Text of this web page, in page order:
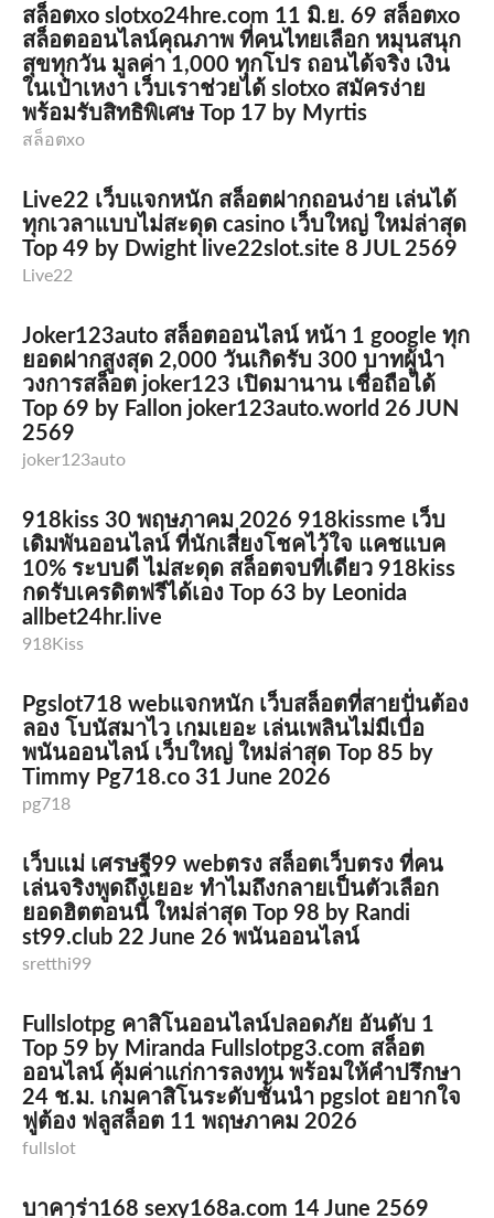
สล็อตxo slotxo24hre.com 11 มิ.ย. 69 สล็อตxo
สล็อตออนไลน์คุณภาพ ที่คนไทยเลือก หมุนสนุก
สุขทุกวัน มูลค่า 1,000 ทุกโปร ถอนได้จริง เงิน
ในเป๋าเหงา เว็บเราช่วยได้ slotxo สมัครง่าย
พร้อมรับสิทธิพิเศษ Top 17 by Myrtis
สล็อตxo
Live22 เว็บแจกหนัก สล็อตฝากถอนง่าย เล่นได้
ทุกเวลาแบบไม่สะดุด casino เว็บใหญ่ ใหม่ล่าสุด
Top 49 by Dwight live22slot.site 8 JUL 2569
Live22
Joker123auto สล็อตออนไลน์ หน้า 1 google ทุก
ยอดฝากสูงสุด 2,000 วันเกิดรับ 300 บาทผู้นำ
วงการสล็อต joker123 เปิดมานาน เชื่อถือได้
Top 69 by Fallon joker123auto.world 26 JUN
2569
joker123auto
918kiss 30 พฤษภาคม 2026 918kissme เว็บ
เดิมพันออนไลน์ ที่นักเสี่ยงโชคไว้ใจ แคชแบค
10% ระบบดี ไม่สะดุด สล็อตจบที่เดียว 918kiss
กดรับเครดิตฟรีได้เอง Top 63 by Leonida
allbet24hr.live
918Kiss
Pgslot718 webแจกหนัก เว็บสล็อตที่สายปั่นต้อง
ลอง โบนัสมาไว เกมเยอะ เล่นเพลินไม่มีเบื่อ
พนันออนไลน์ เว็บใหญ่ ใหม่ล่าสุด Top 85 by
Timmy Pg718.co 31 June 2026
pg718
เว็บแม่ เศรษฐี99 webตรง สล็อตเว็บตรง ที่คน
เล่นจริงพูดถึงเยอะ ทำไมถึงกลายเป็นตัวเลือก
ยอดฮิตตอนนี้ ใหม่ล่าสุด Top 98 by Randi
st99.club 22 June 26 พนันออนไลน์
sretthi99
Fullslotpg คาสิโนออนไลน์ปลอดภัย อันดับ 1
Top 59 by Miranda Fullslotpg3.com สล็อต
ออนไลน์ คุ้มค่าแก่การลงทุน พร้อมให้คำปรึกษา
24 ช.ม. เกมคาสิโนระดับชั้นนำ pgslot อยากใจ
ฟูต้อง ฟลูสล็อต 11 พฤษภาคม 2026
fullslot
บาคาร่า168 sexy168a.com 14 June 2569